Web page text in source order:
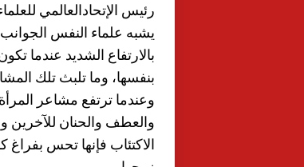
رئيس الإتحادالعالمي
يشبه علماء النفس
بالارتفاع الشديد عندما
بنفسها، وما تلبث تلك
وعندما ترتفع مشاعر
والعطف والحنان
الاكتئاب فإنها تحس بفراغ